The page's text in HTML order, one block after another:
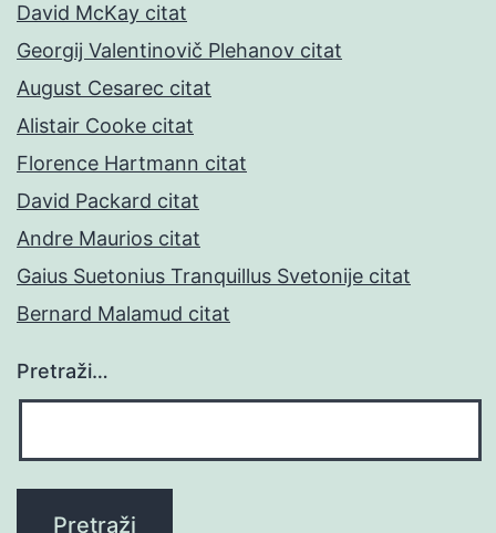
David McKay citat
Georgij Valentinovič Plehanov citat
August Cesarec citat
Alistair Cooke citat
Florence Hartmann citat
David Packard citat
Andre Maurios citat
Gaius Suetonius Tranquillus Svetonije citat
Bernard Malamud citat
Pretraži…